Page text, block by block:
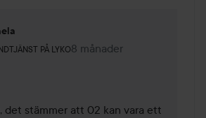
PÅ LYKO
roll: Kundtjänst på Lyko.
8 månader
Kommentaren lades 8
det stämmer att 02 kan vara ett